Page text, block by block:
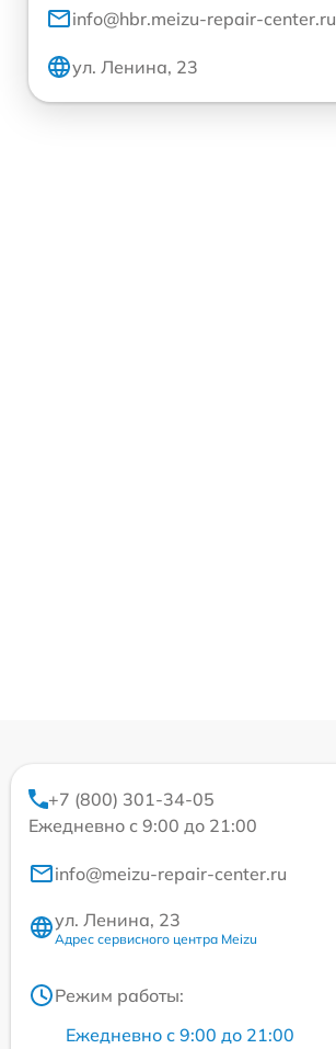
info@hbr.meizu-repair-center.ru
ул. Ленина, 23
+7 (800) 301-34-05
Ежедневно с 9:00 до 21:00
info@meizu-repair-center.ru
ул. Ленина, 23
Адрес сервисного центра Meizu
Режим работы:
Ежедневно с 9:00 до 21:00